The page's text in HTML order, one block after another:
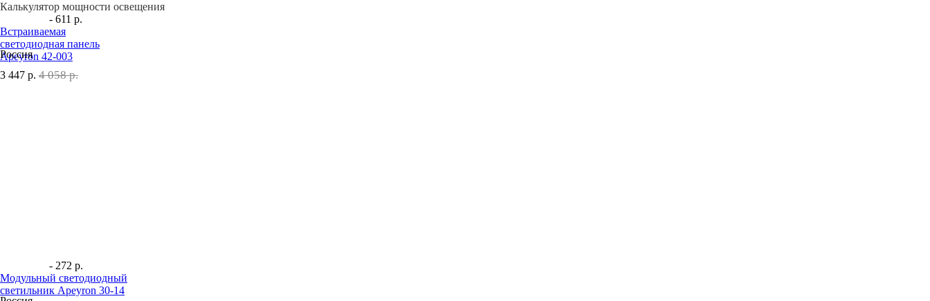
Калькулятор мощности освещения
- 611 р.
Встраиваемая
светодиодная панель
Apeyron 42-003
Россия
3 447 р. 4 058 р.
- 272 р.
Модульный светодиодный
светильник Apeyron 30-14